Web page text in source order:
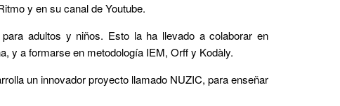
y en su canal de Youtube.
adultos y niños. Esto la ha llevado a colaborar en
y a formarse en metodología IEM, Orff y Kodàly.
un innovador proyecto llamado NUZIC, para enseñar